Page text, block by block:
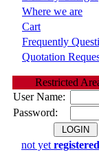
Where we are
Cart
Frequently
Quotation
Restricted
User Name:
Password:
not yet registered